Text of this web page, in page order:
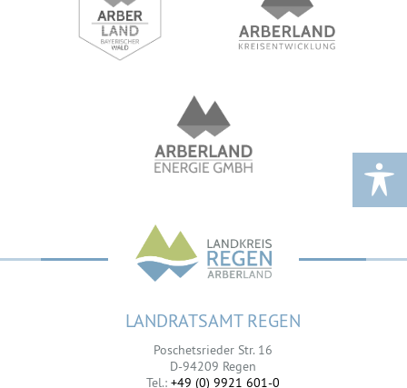
LANDRATSAMT REGEN
Poschetsrieder Str. 16
D-94209 Regen
Tel.: +49 (0) 9921 601-0